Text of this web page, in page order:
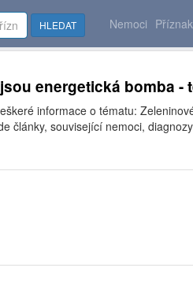
HLEDAT Nemoci
energetická bomba -
informace o tématu:
články, související nemoci,